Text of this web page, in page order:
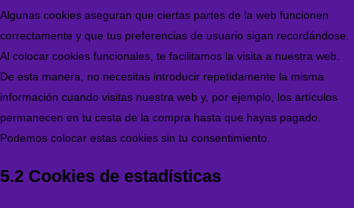
Algunas cookies aseguran que ciertas partes de la web funcionen
correctamente y que tus preferencias de usuario sigan recordándose.
Al colocar cookies funcionales, te facilitamos la visita a nuestra web.
De esta manera, no necesitas introducir repetidamente la misma
información cuando visitas nuestra web y, por ejemplo, los artículos
permanecen en tu cesta de la compra hasta que hayas pagado.
Podemos colocar estas cookies sin tu consentimiento.
5.2 Cookies de estadísticas